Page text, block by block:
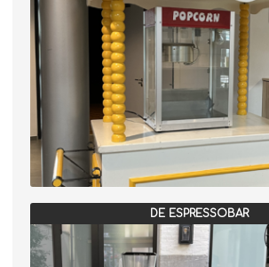
DE ESPRESSOBAR